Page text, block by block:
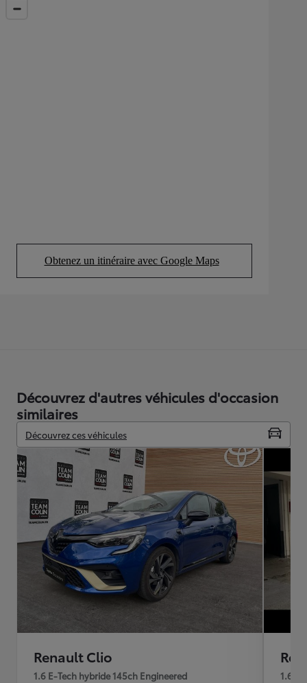
Obtenez un itinéraire avec Google Maps
(Opens in new tab)
Découvrez d'autres véhicules d'occasion
similaires
Découvrez ces véhicules
Renault Clio
1.6 E-Tech hybride 145ch Engineered 1.6